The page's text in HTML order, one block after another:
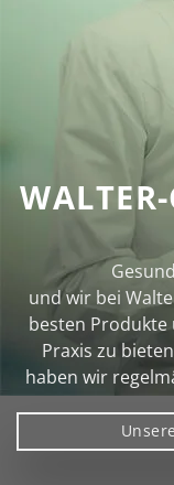
und wir bei
besten
Praxis zu
haben wir